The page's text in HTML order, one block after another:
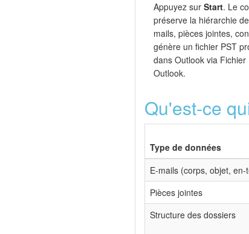
Appuyez sur Start. Le
préserve la hiérarchie
mails, pièces jointes,
génère un fichier PST
dans Outlook via
Outlook.
Qu'est-ce
Type de données
E-mails (corps, objet, en-
Pièces jointes
Structure des dossiers